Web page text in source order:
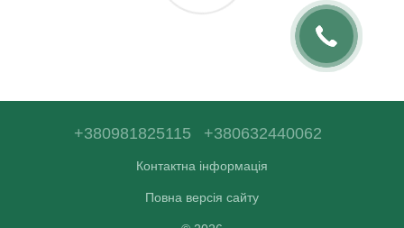
+380981825115 +380632440062
Контактна інформація
Повна версія сайту